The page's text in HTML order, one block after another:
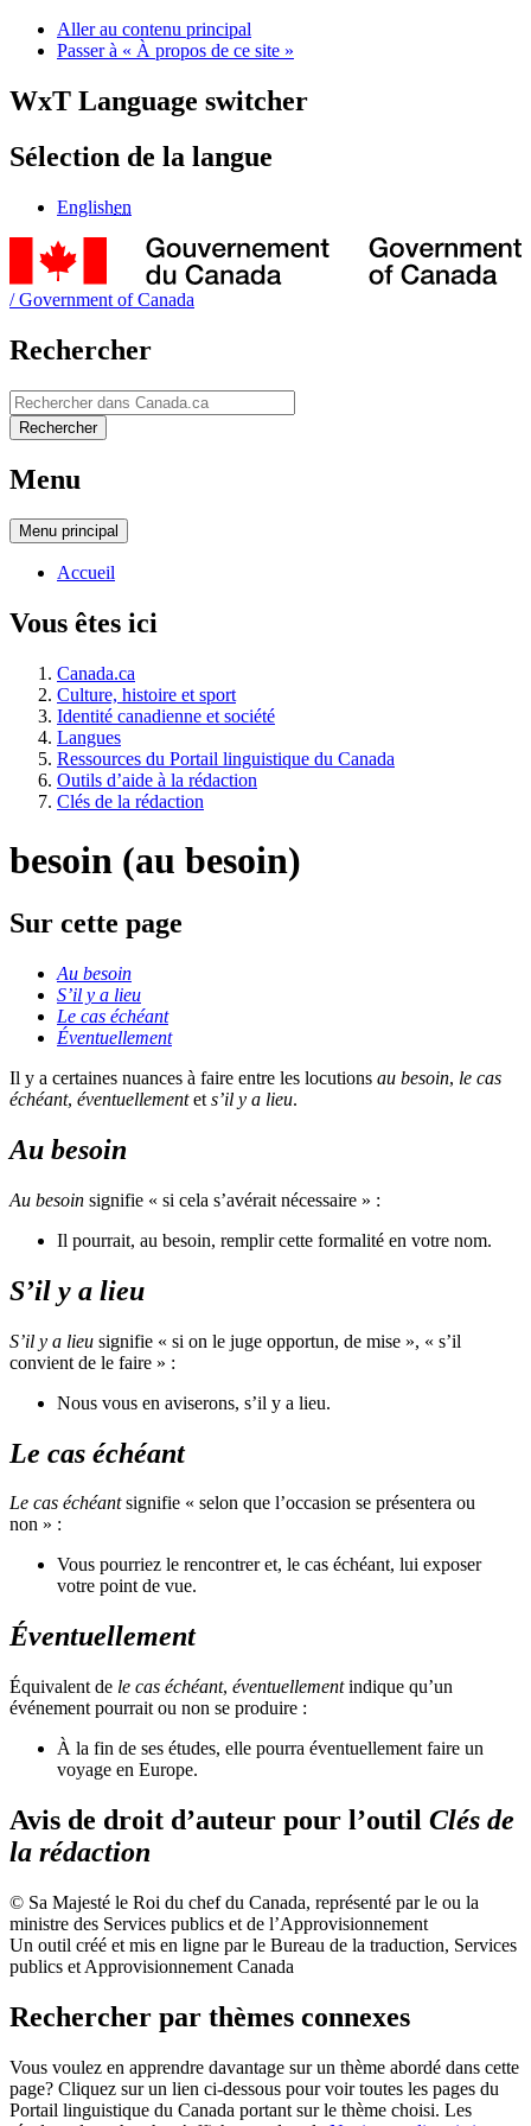
Aller au contenu principal
Passer à « À propos de ce site »
WxT Language switcher
Sélection de la langue
Englishen
/Government of Canada
Rechercher
Rechercher
Rechercher
Menu
Menu principal
Accueil
Vous êtes ici
Canada.ca
Culture, histoire et sport
Identité canadienne et société
Langues
Ressources du Portail linguistique du Canada
Outils d’aide à la rédaction
Clés de la rédaction
besoin (au besoin)
Sur cette page
Au besoin
S’il y a lieu
Le cas échéant
Éventuellement
Il y a certaines nuances à faire entre les locutions au besoin, le cas
échéant, éventuellementet s’il y a lieu.
Au besoin
Au besoin signifie « si cela s’avérait nécessaire » :
Il pourrait, au besoin, remplir cette formalité en votre nom.
S’il y a lieu
S’il y a lieu signifie « si on le juge opportun, de mise », « s’il
convient de le faire » :
Nous vous en aviserons, s’il y a lieu.
Le cas échéant
Le cas échéantsignifie « selon que l’occasion se présentera ou
non » :
Vous pourriez le rencontrer et, le cas échéant, lui exposer
votre point de vue.
Éventuellement
Équivalent de le cas échéant, éventuellementindique qu’un
événement pourrait ou non se produire :
À la fin de ses études, elle pourra éventuellement faire un
voyage en Europe.
Avis de droit d’auteur pour l’outil Clés de
la rédaction
© Sa Majesté le Roi du chef du Canada, représenté par le ou la
ministre des Services publics et de l’Approvisionnement
Un outil créé et mis en ligne par le Bureau de la traduction, Services
publics et Approvisionnement Canada
Rechercher par thèmes connexes
Vous voulez en apprendre davantage sur un thème abordé dans cette
page? Cliquez sur un lien ci-dessous pour voir toutes les pages du
Portail linguistique du Canada portant sur le thème choisi. Les